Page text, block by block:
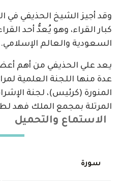
وقد أجيز الشيخ الحذيفي في
كبار القراء، وهو يُعدُّ أحد
السعودية والعالم الإسلامي.
يعد علي الحذيفي من أهم
عدة منها اللجنة العلمية
المنورة (كرئيس)، لجنة
المرتلة بمجمع الملك فهد
الاستماع والتحميل
سورة